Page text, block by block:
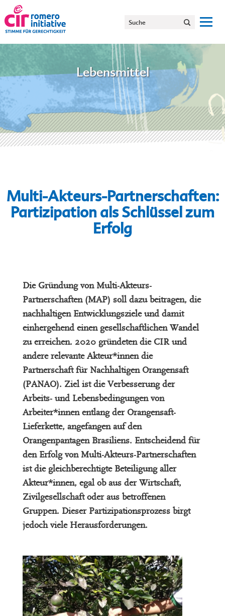
Lebensmittel
Multi-Akteurs-Partnerschaften:
Partizipation als Schlüssel zum
Erfolg
Die Gründung von Multi-Akteurs-
Partnerschaften (MAP) soll dazu beitragen, die
nachhaltigen Entwicklungsziele und damit
einhergehend einen gesellschaftlichen Wandel
zu erreichen. 2020 gründeten die CIR und
andere relevante Akteur*innen die
Partnerschaft für Nachhaltigen Orangensaft
(PANAO). Ziel ist die Verbesserung der
Arbeits- und Lebensbedingungen von
Arbeiter*innen entlang der Orangensaft-
Lieferkette, angefangen auf den
Orangenpantagen Brasiliens. Entscheidend für
den Erfolg von Multi-Akteurs-Partnerschaften
ist die gleichberechtigte Beteiligung aller
Akteur*innen, egal ob aus der Wirtschaft,
Zivilgesellschaft oder aus betroffenen
Gruppen. Dieser Partizipationsprozess birgt
jedoch viele Herausforderungen.